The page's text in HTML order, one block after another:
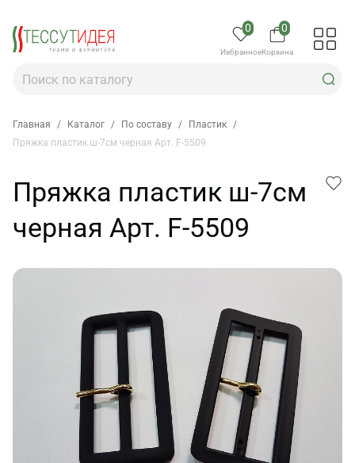
0
Избранное
0
Корзина
Главная / Каталог / По составу / Пластик /
Пряжка пластик ш-7см черная Арт. F-5509
Пряжка пластик ш-7см
черная Арт. F-5509